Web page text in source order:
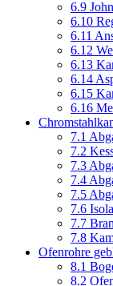
6.9 John
6.10
6.11
6.12
6.13
6.14
6.15
6.16
7.1
7.2
7.3
7.4
7.5
7.6
7.7
7.8
Ofenrohre
8.1
8.2